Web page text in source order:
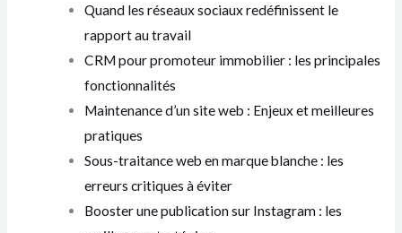
Quand les réseaux sociaux redéfinissent le
rapport au travail
CRM pour promoteur immobilier : les principales
fonctionnalités
Maintenance d’un site web : Enjeux et meilleures
pratiques
Sous-traitance web en marque blanche : les
erreurs critiques à éviter
Booster une publication sur Instagram : les